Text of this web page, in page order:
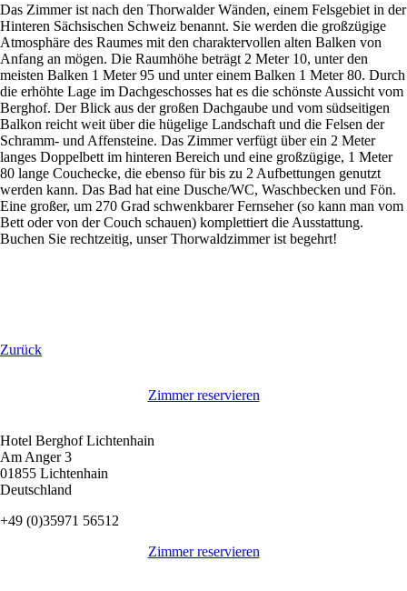
Das Zimmer ist nach den Thorwalder Wänden, einem Felsgebiet in der
Hinteren Sächsischen Schweiz benannt. Sie werden die großzügige
Atmosphäre des Raumes mit den charaktervollen alten Balken von
Anfang an mögen. Die Raumhöhe beträgt 2 Meter 10, unter den
meisten Balken 1 Meter 95 und unter einem Balken 1 Meter 80. Durch
die erhöhte Lage im Dachgeschosses hat es die schönste Aussicht vom
Berghof. Der Blick aus der großen Dachgaube und vom südseitigen
Balkon reicht weit über die hügelige Landschaft und die Felsen der
Schramm- und Affensteine. Das Zimmer verfügt über ein 2 Meter
langes Doppelbett im hinteren Bereich und eine großzügige, 1 Meter
80 lange Couchecke, die ebenso für bis zu 2 Aufbettungen genutzt
werden kann. Das Bad hat eine Dusche/WC, Waschbecken und Fön.
Eine großer, um 270 Grad schwenkbarer Fernseher (so kann man vom
Bett oder von der Couch schauen) komplettiert die Ausstattung.
Buchen Sie rechtzeitig, unser Thorwaldzimmer ist begehrt!
Zurück
Zimmer reservieren
Hotel Berghof Lichtenhain
Am Anger 3
01855 Lichtenhain
Deutschland
+49 (0)35971 56512
Zimmer reservieren